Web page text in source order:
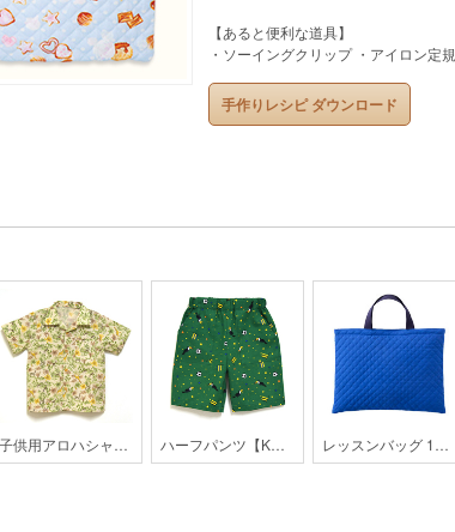
【あると便利な道具】
・ソーイングクリップ ・アイロン定規
手作りレシピ ダウンロード
子供用アロハシャツ【HK2-2003】 ハーフパンツ【KH-32-2004】 レッスンバッグ 1【px3】